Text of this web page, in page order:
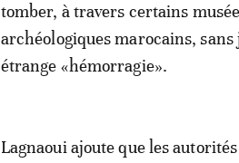
tomber, à travers certains
archéologiques marocains,
étrange «hémorragie».
Lagnaoui ajoute que les